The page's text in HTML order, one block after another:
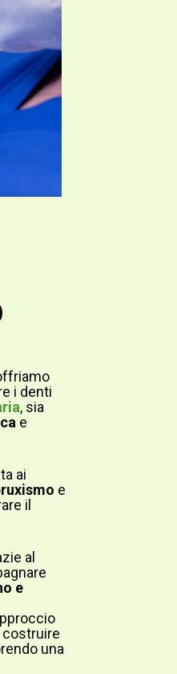
i denti
, sia
e
ai
e
il
al
e
costruire
una